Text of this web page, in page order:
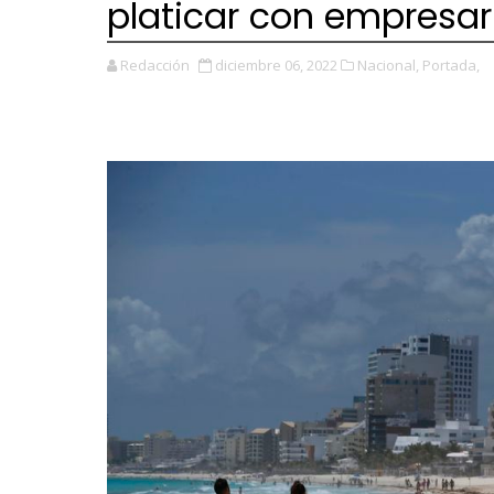
platicar con
Redacción diciembre 06, 2022 Nacional, Portada,